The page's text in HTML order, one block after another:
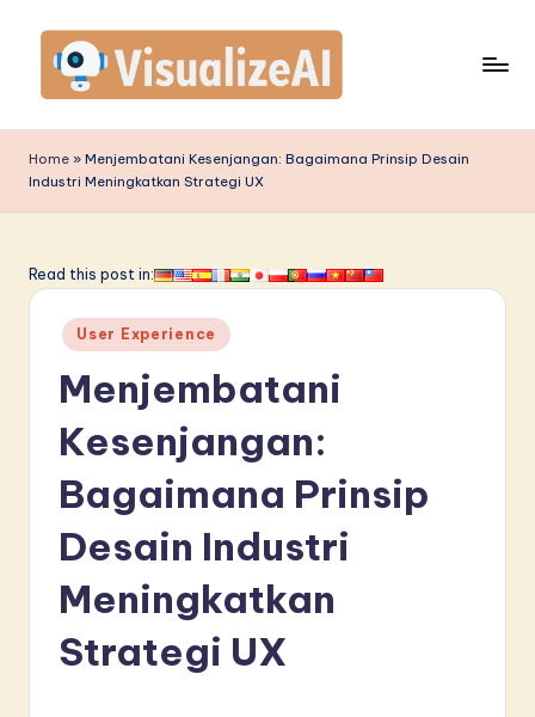
content
is
u
li
A
Home » Menjembatani Kesenjangan: Bagaimana Prinsip Desain
Industri Meningkatkan Strategi UX
Read this post in:
Posted
in
User Experience
Menjembatani
Kesenjangan:
Bagaimana Prinsip
Desain Industri
Meningkatkan
Strategi UX